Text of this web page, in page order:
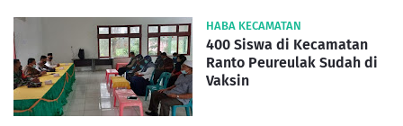
HABA KECAMATAN
400 Siswa di Kecamatan
Ranto Peureulak Sudah di
Vaksin